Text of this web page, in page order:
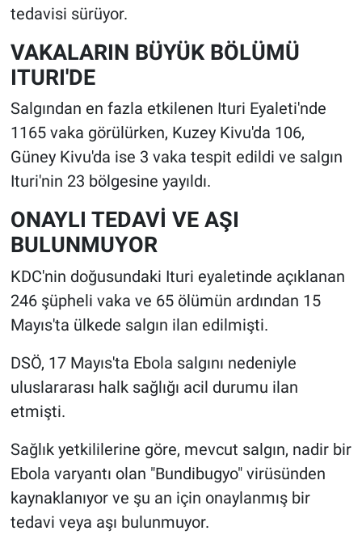
tedavisi sürüyor.
VAKALARIN BÜYÜK BÖLÜMÜ
ITURI'DE
Salgından en fazla etkilenen Ituri Eyaleti'nde
1165 vaka görülürken, Kuzey Kivu'da 106,
Güney Kivu'da ise 3 vaka tespit edildi ve salgın
Ituri'nin 23 bölgesine yayıldı.
ONAYLI TEDAVİ VE AŞI
BULUNMUYOR
KDC'nin doğusundaki Ituri eyaletinde açıklanan
246 şüpheli vaka ve 65 ölümün ardından 15
Mayıs'ta ülkede salgın ilan edilmişti.
DSÖ, 17 Mayıs'ta Ebola salgını nedeniyle
uluslararası halk sağlığı acil durumu ilan
etmişti.
Sağlık yetkililerine göre, mevcut salgın, nadir bir
Ebola varyantı olan "Bundibugyo" virüsünden
kaynaklanıyor ve şu an için onaylanmış bir
tedavi veya aşı bulunmuyor.